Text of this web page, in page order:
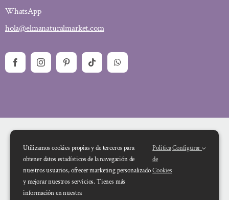
WhatsApp
hola@elmanaturalmarket.com
Financiado por la Unión Europea – NextGenerationEU. Sin embargo, los
Utilizamos cookies propias y de terceros para
obtener datos estadísticos de la navegación de
nuestros usuarios, ofrecer marketing personalizado
y mejorar nuestros servicios. Tienes más
información en nuestra
Política
de
Cookies
Configurar